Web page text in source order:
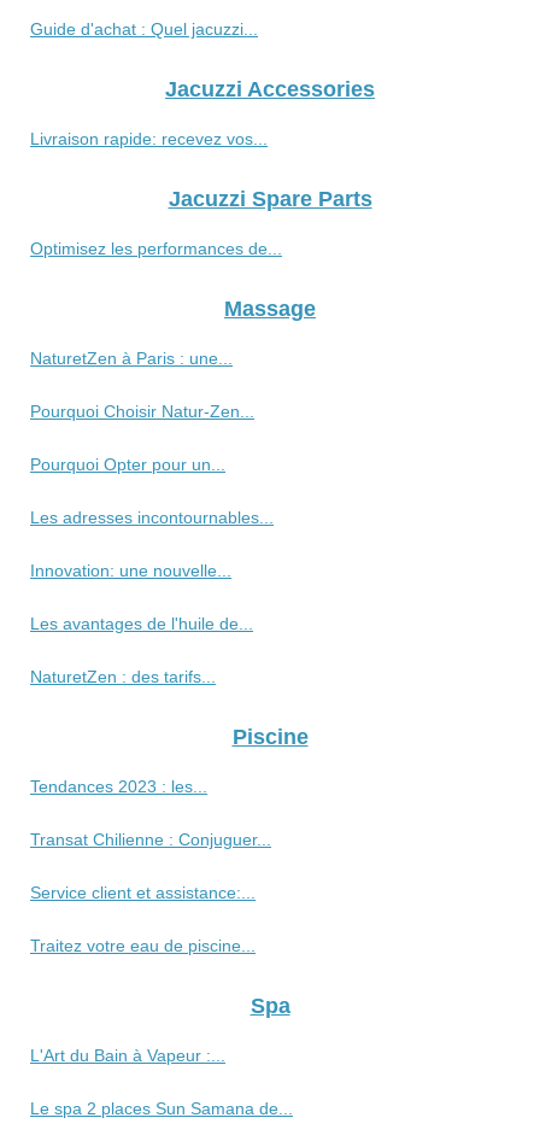
Guide d'achat : Quel jacuzzi...
Jacuzzi Accessories
Livraison rapide: recevez vos...
Jacuzzi Spare Parts
Optimisez les performances de...
Massage
NaturetZen à Paris : une...
Pourquoi Choisir Natur-Zen...
Pourquoi Opter pour un...
Les adresses incontournables...
Innovation: une nouvelle...
Les avantages de l'huile de...
NaturetZen : des tarifs...
Piscine
Tendances 2023 : les...
Transat Chilienne : Conjuguer...
Service client et assistance:...
Traitez votre eau de piscine...
Spa
L'Art du Bain à Vapeur :...
Le spa 2 places Sun Samana de...